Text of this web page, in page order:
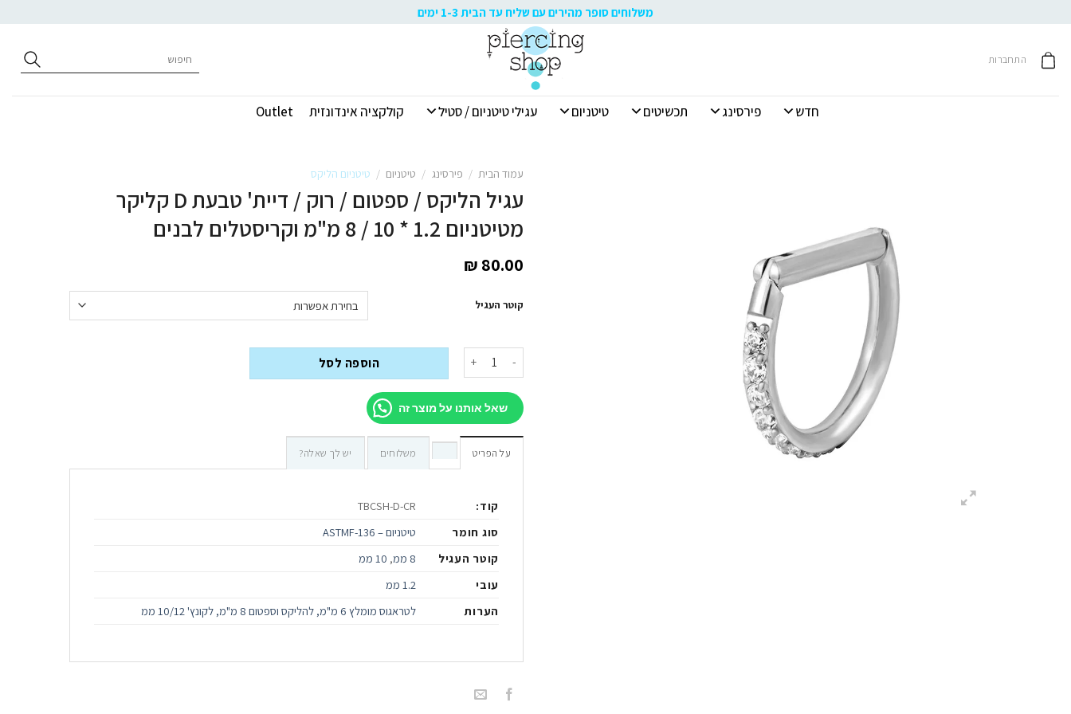
to
content
משלוחים סופר מהירים עם שליח עד הבית 1-3 ימים
התחברות
חדש פירסינג תכשיטים טיטניום עגילי טיטניום / סטיל קולקציה אינדונזית Outlet
עמוד הבית / פירסינג / טיטניום / טיטניום הליקס
עגיל הליקס / ספטום / רוק / דיית' טבעת D קליקר
מטיטניום 1.2 * 10 / 8 מ"מ וקריסטלים לבנים
80.00
₪
קוטר העגיל
כמות של עגיל הליקס / ספטום / רוק / דיית' טבעת D קליקר מטיטניום 1.2 * 10 / 8 מ"מ וקריסטלים לבנים
הוספה לסל
שאל אותנו על מוצר זה
על הפריט משלוחים יש לך שאלה?
קוד:
TBCSH-D-CR
סוג חומר
טיטניום – ASTMF-136
קוטר העגיל
8 ממ , 10 ממ
עובי
1.2 ממ
הערות
לטראגוס מומלץ 6 מ"מ, להליקס וספטום 8 מ"מ, לקונץ' 10/12 ממ